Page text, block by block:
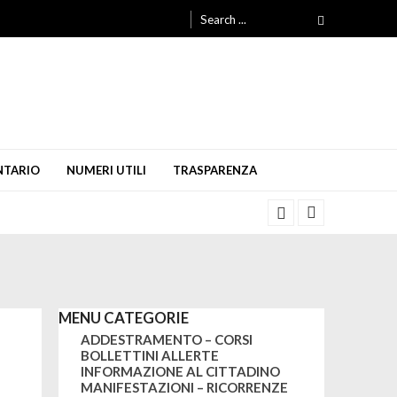
for:
NUMERI UTILI TRASPARENZA
MENU CATEGORIE
ADDESTRAMENTO – CORSI
BOLLETTINI ALLERTE
INFORMAZIONE AL CITTADINO
MANIFESTAZIONI – RICORRENZE